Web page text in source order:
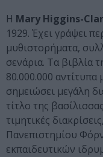
Η Mary Higgins-
1929. Έχει γράψει
µυθιστορήµατα,
σενάρια. Τα βιβλία
80.000.000
σηµειώσει µεγάλη
τίτλο της
τιµητικές
Πανεπιστηµίου
εκπαιδευτικών